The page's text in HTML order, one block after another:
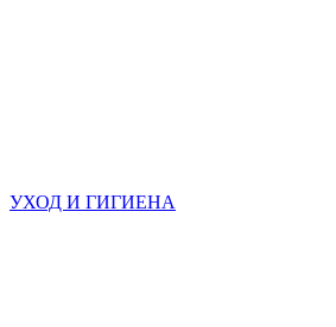
УХОД И ГИГИЕНА